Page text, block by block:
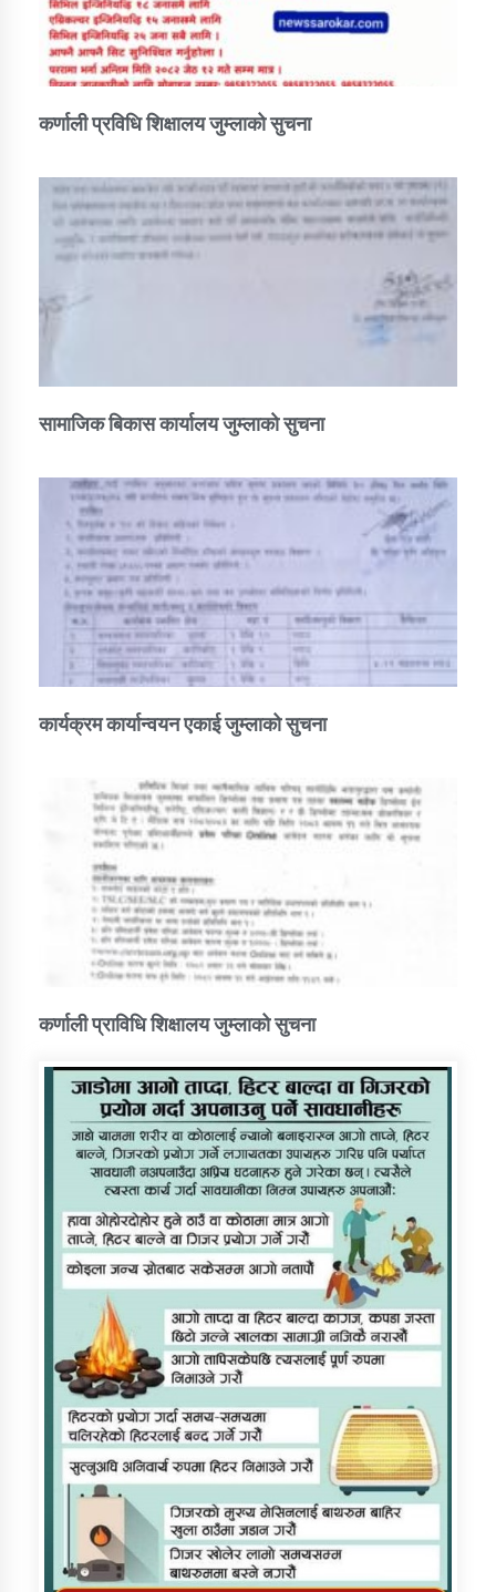
तातोपानी गाउँपालिका जुम्लाको सूचना
कर्णाली प्रविधि शिक्षालय जुम्लाको सुचना
सामाजिक बिकास कार्यालय जुम्लाकाे सुचना
कार्यक्रम कार्यान्वयन एकाई जुम्लाको सुचना
कर्णाली प्राविधि शिक्षालय जुम्लाको सुचना